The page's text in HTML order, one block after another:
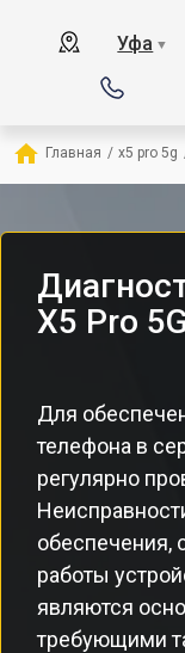
Уфа ▼
Главная / x5 pro 5g
X5 Pro
Для
телефона в
регулярно
обеспечения,
работы
являются
требующими